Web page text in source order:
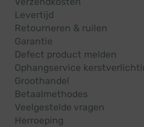
Levertijd
Retourneren & ruilen
Garantie
Defect product melden
Ophangservice
Groothandel
Betaalmethodes
Veelgestelde vragen
Herroeping